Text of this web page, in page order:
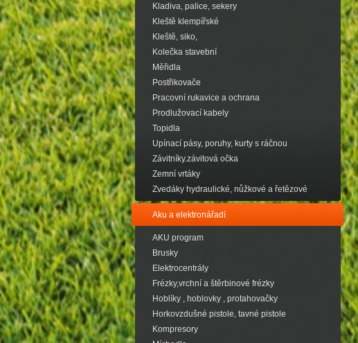
Kladiva, palice, sekery
Kleště klempířské
Kleště, siko,
Kolečka stavební
Měřidla
Postřikovače
Pracovní rukavice a ochrana
Prodlužovací kabely
Topidla
Upínací pásy, poruhy, kurty s ráčnou
Závitníky.závitová očka
Zemní vrtáky
Zvedáky hydraulické, nůžkové a řetězové
Aku a elektronářadí
AKU program
Brusky
Elektrocentrály
Frézky,vrchní a štěrbinové frézky
Hoblíky , hoblovky , protahovačky
Horkovzdušné pistole, tavné pistole
Kompresory